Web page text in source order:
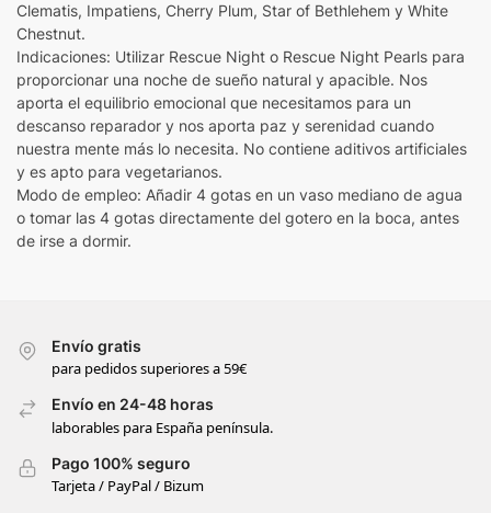
Clematis, Impatiens, Cherry Plum, Star of Bethlehem y White
Chestnut.
Indicaciones: Utilizar Rescue Night o Rescue Night Pearls para
proporcionar una noche de sueño natural y apacible. Nos
aporta el equilibrio emocional que necesitamos para un
descanso reparador y nos aporta paz y serenidad cuando
nuestra mente más lo necesita. No contiene aditivos artificiales
y es apto para vegetarianos.
Modo de empleo: Añadir 4 gotas en un vaso mediano de agua
o tomar las 4 gotas directamente del gotero en la boca, antes
de irse a dormir.
Envío gratis
para pedidos superiores a 59€
Envío en 24-48 horas
laborables para España península.
Pago 100% seguro
Tarjeta / PayPal / Bizum